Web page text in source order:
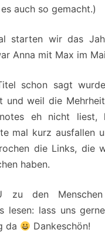
auch so gemacht.)
starten wir das
Anna mit Max im
schon sagt
und weil die
eh nicht liest,
mal kurz ausfallen
die Links, die
haben.
zu den
lesen: lass uns
da
Dankeschön!